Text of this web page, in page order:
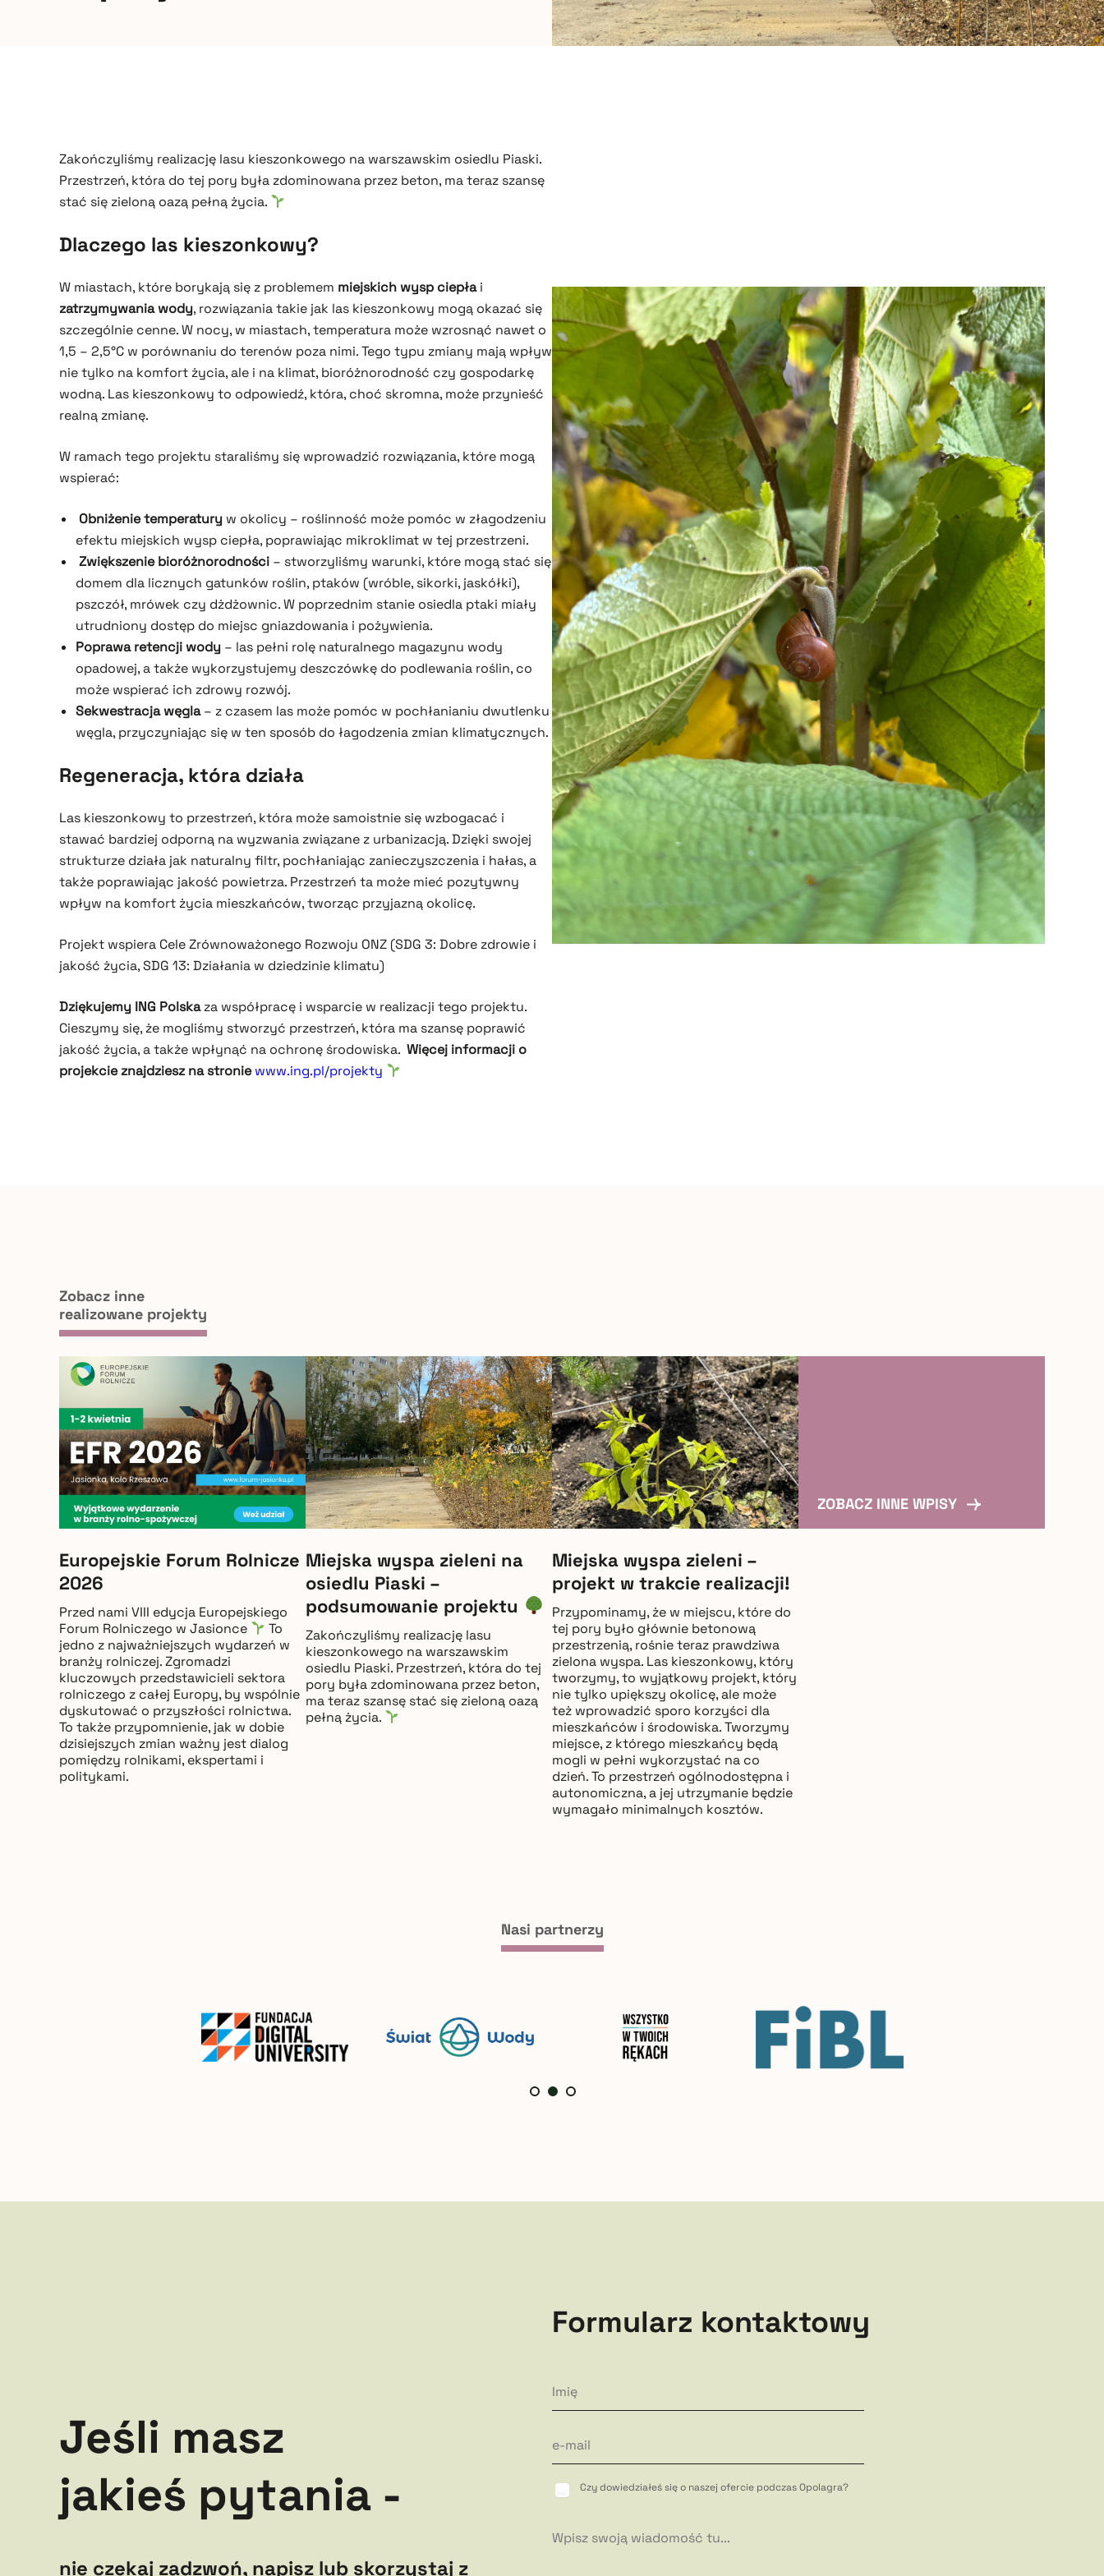
Zakończyliśmy realizację lasu kieszonkowego na warszawskim osiedlu Piaski.
Przestrzeń, która do tej pory była zdominowana przez beton, ma teraz szansę
stać się zieloną oazą pełną życia.
Dlaczego las kieszonkowy?
W miastach, które borykają się z problemem miejskich wysp ciepłai
zatrzymywania wody, rozwiązania takie jak las kieszonkowy mogą okazać się
szczególnie cenne. W nocy, w miastach, temperatura może wzrosnąć nawet o
1,5 – 2,5°C w porównaniu do terenów poza nimi. Tego typu zmiany mają wpływ
nie tylko na komfort życia, ale i na klimat, bioróżnorodność czy gospodarkę
wodną. Las kieszonkowy to odpowiedź, która, choć skromna, może przynieść
realną zmianę.
W ramach tego projektu staraliśmy się wprowadzić rozwiązania, które mogą
wspierać:
Obniżenie temperatury w okolicy – roślinność może pomóc w złagodzeniu
efektu miejskich wysp ciepła, poprawiając mikroklimat w tej przestrzeni.
Zwiększenie bioróżnorodności – stworzyliśmy warunki, które mogą stać się
domem dla licznych gatunków roślin, ptaków (wróble, sikorki, jaskółki),
pszczół, mrówek czy dżdżownic. W poprzednim stanie osiedla ptaki miały
utrudniony dostęp do miejsc gniazdowania i pożywienia.
Poprawa retencji wody – las pełni rolę naturalnego magazynu wody
opadowej, a także wykorzystujemy deszczówkę do podlewania roślin, co
może wspierać ich zdrowy rozwój.
Sekwestracja węgla– z czasem las może pomóc w pochłanianiu dwutlenku
węgla, przyczyniając się w ten sposób do łagodzenia zmian klimatycznych.
Regeneracja, która działa
Las kieszonkowy to przestrzeń, która może samoistnie się wzbogacać i
stawać bardziej odporną na wyzwania związane z urbanizacją. Dzięki swojej
strukturze działa jak naturalny filtr, pochłaniając zanieczyszczenia i hałas, a
także poprawiając jakość powietrza. Przestrzeń ta może mieć pozytywny
wpływ na komfort życia mieszkańców, tworząc przyjazną okolicę.
Projekt wspiera Cele Zrównoważonego Rozwoju ONZ (SDG 3: Dobre zdrowie i
jakość życia, SDG 13: Działania w dziedzinie klimatu)
Dziękujemy ING Polskaza współpracę i wsparcie w realizacji tego projektu.
Cieszymy się, że mogliśmy stworzyć przestrzeń, która ma szansę poprawić
jakość życia, a także wpłynąć na ochronę środowiska. Więcej informacji o
projekcie znajdziesz na stronie www.ing.pl/projekty
Zobacz inne
realizowane projekty
Europejskie Forum Rolnicze
2026
Przed nami VIII edycja Europejskiego
Forum Rolniczego w Jasionce
To
jedno z najważniejszych wydarzeń w
branży rolniczej. Zgromadzi
kluczowych przedstawicieli sektora
rolniczego z całej Europy, by wspólnie
dyskutować o przyszłości rolnictwa.
To także przypomnienie, jak w dobie
dzisiejszych zmian ważny jest dialog
pomiędzy rolnikami, ekspertami i
politykami.
Miejska wyspa zieleni na
osiedlu Piaski –
podsumowanie projektu
Zakończyliśmy realizację lasu
kieszonkowego na warszawskim
osiedlu Piaski. Przestrzeń, która do tej
pory była zdominowana przez beton,
ma teraz szansę stać się zieloną oazą
pełną życia.
Miejska wyspa zieleni –
projekt w trakcie realizacji!
Przypominamy, że w miejscu, które do
tej pory było głównie betonową
przestrzenią, rośnie teraz prawdziwa
zielona wyspa. Las kieszonkowy, który
tworzymy, to wyjątkowy projekt, który
nie tylko upiększy okolicę, ale może
też wprowadzić sporo korzyści dla
mieszkańców i środowiska. Tworzymy
miejsce, z którego mieszkańcy będą
mogli w pełni wykorzystać na co
dzień. To przestrzeń ogólnodostępna i
autonomiczna, a jej utrzymanie będzie
wymagało minimalnych kosztów.
ZOBACZ INNE WPISY
Nasi partnerzy
Jeśli masz
jakieś pytania -
nie czekaj zadzwoń, napisz lub skorzystaj z
Formularz kontaktowy
Czy dowiedziałeś się o naszej ofercie podczas Opolagra?